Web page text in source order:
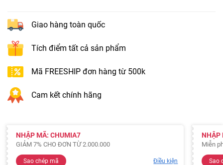
Giao hàng toàn quốc
Tích điểm tất cả sản phẩm
Mã FREESHIP đơn hàng từ 500k
Cam kết chính hãng
NHẬP MÃ: CHUMIA7
GIẢM 7% CHO ĐƠN TỪ 2.000.000
Sao chép mã Điều kiện
NHẬP
Miễn
Sao